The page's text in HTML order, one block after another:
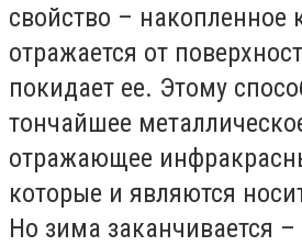
свойство – накопленное
отражается от
покидает ее. Этому
тончайшее
отражающее
которые и являются
Но зима заканчивается